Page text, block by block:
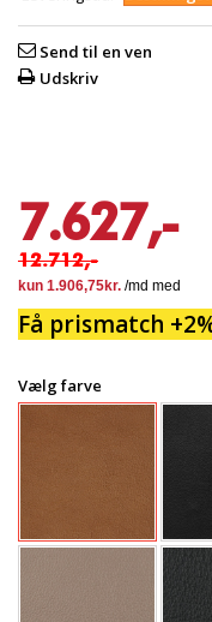
Send til en ven
Udskriv
7.627,-
12.712,-
Få prismatch
Vælg farve